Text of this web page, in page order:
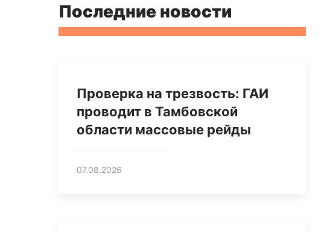
Последние новости
Проверка на трезвость: ГАИ
проводит в Тамбовской
области массовые рейды
07.08.2026